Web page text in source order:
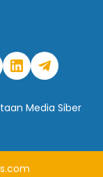
Media Siber